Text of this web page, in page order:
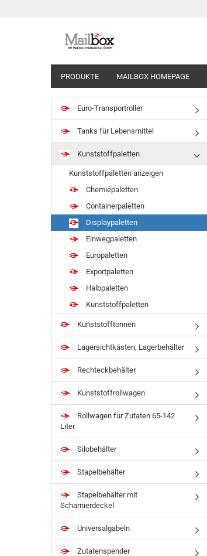
PRODUKTE MAILBOX HOMEPAGE
Euro-Transportroller
Tanks für Lebensmittel
Kunststoffpaletten
Kunststoffpaletten anzeigen
Chemiepaletten
Containerpaletten
Displaypaletten
Einwegpaletten
Europaletten
Exportpaletten
Halbpaletten
Kunststoffpaletten
Kunststofftonnen
Lagersichtkästen, Lagerbehälter
Rechteckbehälter
Kunststoffrollwagen
Rollwagen für Zutaten 65-142
Liter
Silobehälter
Stapelbehälter
Stapelbehälter mit
Scharnierdeckel
Universalgabeln
Zutatenspender